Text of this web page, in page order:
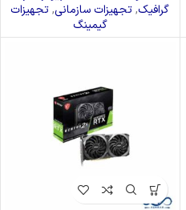
گرافیک,تجهیزات سازمانی,تجهیزات
گیمینگ